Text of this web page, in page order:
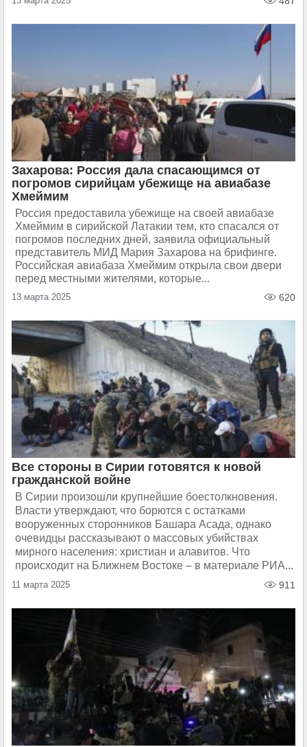
Захарова: Россия дала спасающимся от
погромов сирийцам убежище на авиабазе
Хмеймим
Россия предоставила убежище на своей авиабазе
Хмеймим в сирийской Латакии тем, кто спасался от
погромов последних дней, заявила официальный
представитель МИД Мария Захарова на брифинге.
Российская авиабаза Хмеймим открыла свои двери
перед местными жителями, которые...
13 марта 2025 620
Все стороны в Сирии готовятся к новой
гражданской войне
В Сирии произошли крупнейшие боестолкновения.
Власти утверждают, что борются с остатками
вооруженных сторонников Башара Асада, однако
очевидцы рассказывают о массовых убийствах
мирного населения: христиан и алавитов. Что
происходит на Ближнем Востоке – в материале РИА...
11 марта 2025 911